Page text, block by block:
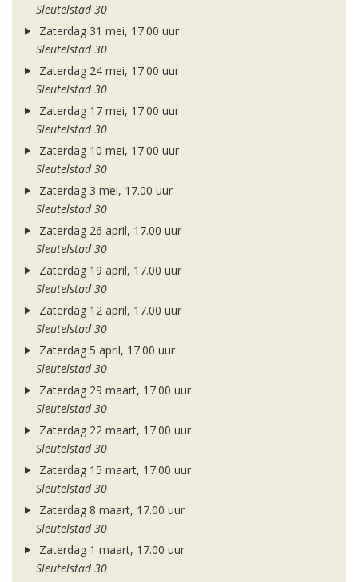
Sleutelstad 30
Zaterdag 31 mei, 17.00 uur
Sleutelstad 30
Zaterdag 24 mei, 17.00 uur
Sleutelstad 30
Zaterdag 17 mei, 17.00 uur
Sleutelstad 30
Zaterdag 10 mei, 17.00 uur
Sleutelstad 30
Zaterdag 3 mei, 17.00 uur
Sleutelstad 30
Zaterdag 26 april, 17.00 uur
Sleutelstad 30
Zaterdag 19 april, 17.00 uur
Sleutelstad 30
Zaterdag 12 april, 17.00 uur
Sleutelstad 30
Zaterdag 5 april, 17.00 uur
Sleutelstad 30
Zaterdag 29 maart, 17.00 uur
Sleutelstad 30
Zaterdag 22 maart, 17.00 uur
Sleutelstad 30
Zaterdag 15 maart, 17.00 uur
Sleutelstad 30
Zaterdag 8 maart, 17.00 uur
Sleutelstad 30
Zaterdag 1 maart, 17.00 uur
Sleutelstad 30